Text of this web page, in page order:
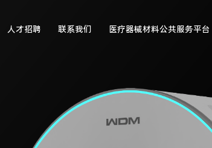
人才招聘 联系我们 医疗器械材料公共服务平台